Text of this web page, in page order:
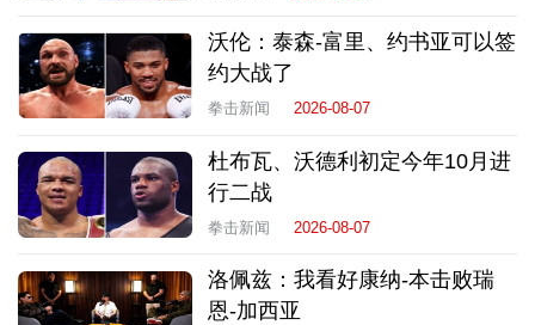
沃伦：泰森-富里、约书亚可以签
约大战了
拳击新闻 2026-08-07
杜布瓦、沃德利初定今年10月进
行二战
拳击新闻 2026-08-07
洛佩兹：我看好康纳-本击败瑞
恩-加西亚